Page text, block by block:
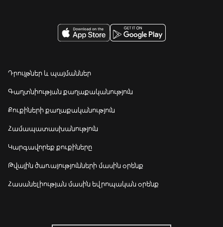
Դրույթներ և պայմաններ
Գաղտնիության քաղաքականություն
Քուքիների քաղաքականություն
Համապատասխանություն
Կարգավորեք քուքիները
Թվային ծառայությունների մասին օրենք
Հասանելիության մասին եվրոպական օրենք